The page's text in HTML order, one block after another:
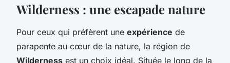
Wilderness : une escapade nature
Pour ceux qui préfèrent une expérience de
parapente au cœur de la nature, la région de
Wilderness est un choix idéal. Située le long de la